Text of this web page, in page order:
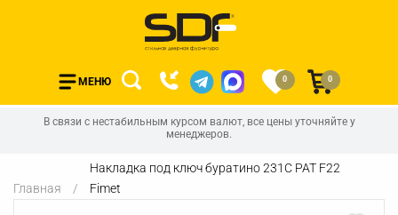
МЕНЮ 0 0
В связи с нестабильным курсом валют, все цены уточняйте у
менеджеров.
Главная
Накладка под ключ буратино 231С PAT F22
Fimet